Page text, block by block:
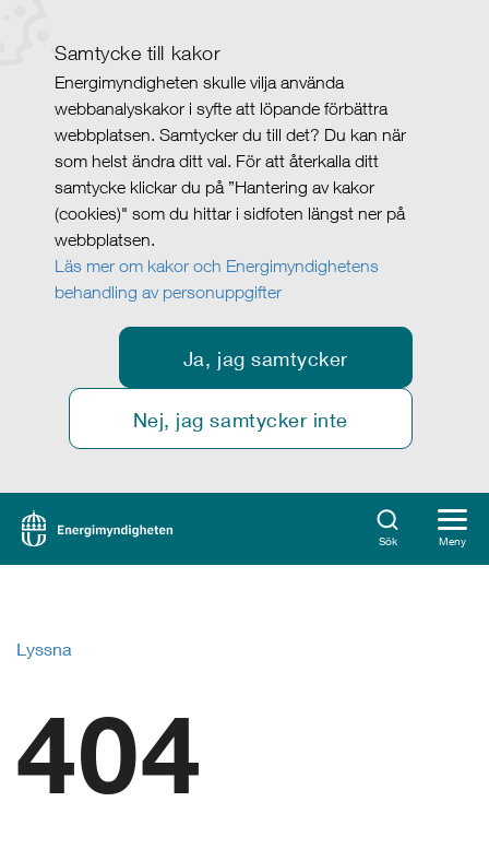
Samtycke till kakor
Energimyndigheten skulle vilja använda
webbanalyskakor i syfte att löpande förbättra
webbplatsen. Samtycker du till det? Du kan när
som helst ändra ditt val. För att återkalla ditt
samtycke klickar du på ”Hantering av kakor
(cookies)" som du hittar i sidfoten längst ner på
webbplatsen.
Läs mer om kakor och Energimyndighetens
behandling av personuppgifter
Ja, jag samtycker
Nej, jag samtycker inte
Sök Meny
Lyssna
404